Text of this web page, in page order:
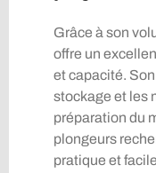
Grâce à son
offre un
et capacité.
stockage et les
préparation du
plongeurs
pratique et